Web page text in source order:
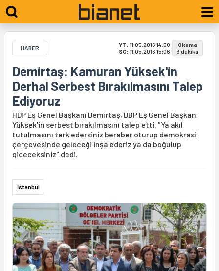
HABER YT: 11.05.2016 14:58
SG: 11.05.2016 15:06
Okuma
3 dakika
Demirtaş: Kamuran Yüksek'in
Derhal Serbest Bırakılmasını Talep
Ediyoruz
HDP Eş Genel Başkanı Demirtaş, DBP Eş Genel Başkanı
Yüksek'in serbest bırakılmasını talep etti. "Ya akıl
tutulmasını terk edersiniz beraber oturup demokrasi
çerçevesinde geleceği inşa ederiz ya da boğulup
gideceksiniz" dedi.
İstanbul